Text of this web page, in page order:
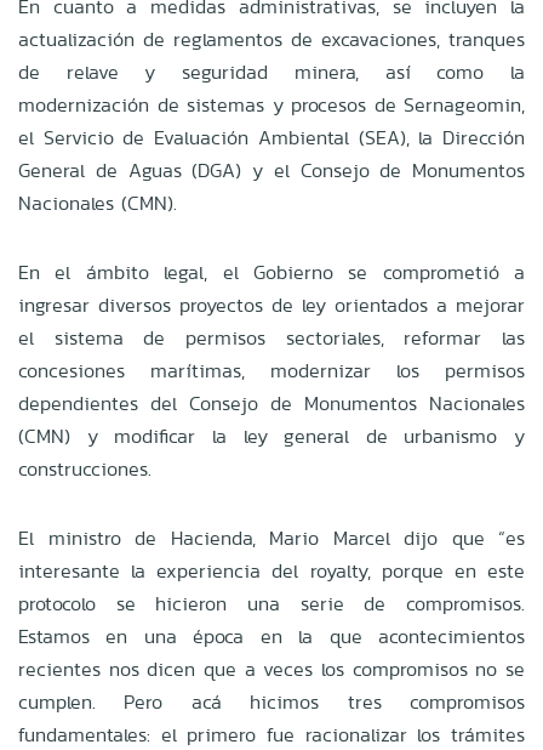
En cuanto a medidas administrativas, se incluyen la
actualización de reglamentos de excavaciones, tranques
de relave y seguridad minera, así como la
modernización de sistemas y procesos de Sernageomin,
el Servicio de Evaluación Ambiental (SEA), la Dirección
General de Aguas (DGA) y el Consejo de Monumentos
Nacionales (CMN).
En el ámbito legal, el Gobierno se comprometió a
ingresar diversos proyectos de ley orientados a mejorar
el sistema de permisos sectoriales, reformar las
concesiones marítimas, modernizar los permisos
dependientes del Consejo de Monumentos Nacionales
(CMN) y modificar la ley general de urbanismo y
construcciones.
El ministro de Hacienda, Mario Marcel dijo que “es
interesante la experiencia del royalty, porque en este
protocolo se hicieron una serie de compromisos.
Estamos en una época en la que acontecimientos
recientes nos dicen que a veces los compromisos no se
cumplen. Pero acá hicimos tres compromisos
fundamentales: el primero fue racionalizar los trámites